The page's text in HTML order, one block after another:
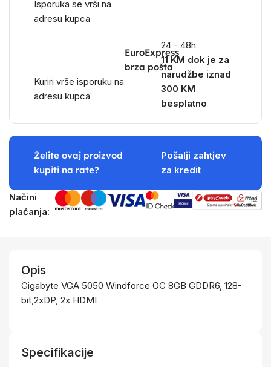
Isporuka se vrši na
adresu kupca
EuroExpress
brza pošta
Kuriri vrše isporuku na
adresu kupca
24 - 48h
11 KM dok je za
narudžbe iznad
300 KM
besplatno
Želite ovaj proizvod
kupiti na rate?
Pošalji zahtjev
za kredit
Načini
plaćanja:
Opis
Gigabyte VGA 5050 Windforce OC 8GB GDDR6, 128-
bit,2xDP, 2x HDMI
Specifikacije